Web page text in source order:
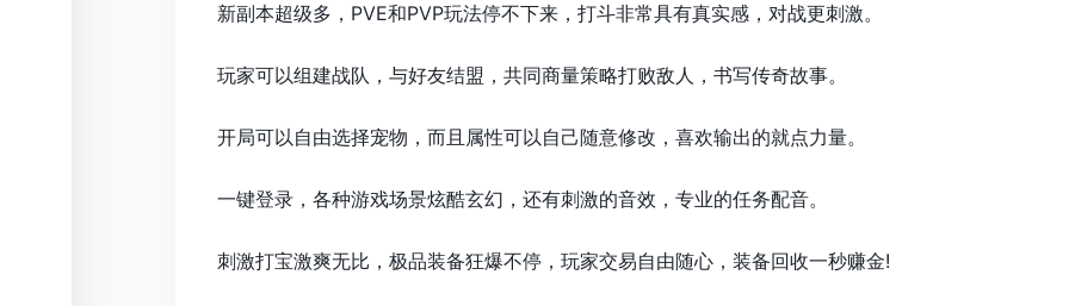
新副本超级多，PVE和PVP玩法停不下来，打斗非常具有真实感，对战更刺激。
玩家可以组建战队，与好友结盟，共同商量策略打败敌人，书写传奇故事。
开局可以自由选择宠物，而且属性可以自己随意修改，喜欢输出的就点力量。
一键登录，各种游戏场景炫酷玄幻，还有刺激的音效，专业的任务配音。
刺激打宝激爽无比，极品装备狂爆不停，玩家交易自由随心，装备回收一秒赚金!